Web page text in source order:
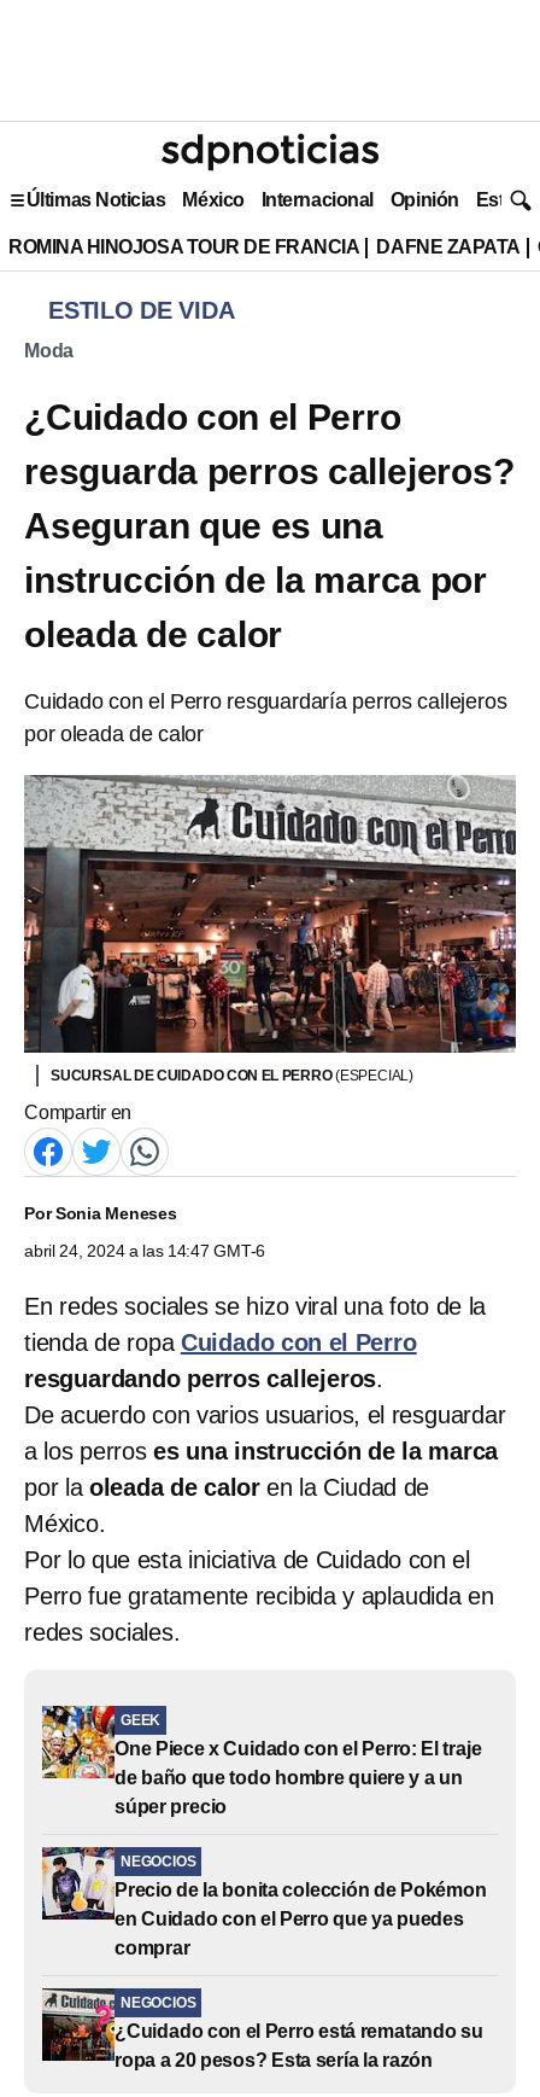
Últimas Noticias México Internacional Opinión Estilo
ROMINA HINOJOSA TOUR DE FRANCIA DAFNE ZAPATA
ESTILO DE VIDA
Moda
¿Cuidado con el Perro
resguarda perros callejeros?
Aseguran que es una
instrucción de la marca por
oleada de calor
Cuidado con el Perro resguardaría perros callejeros
por oleada de calor
SUCURSAL DE CUIDADO CON EL PERRO(ESPECIAL)
Compartir en
PorSonia Meneses
abril 24, 2024 a las 14:47 GMT-6
En redes sociales se hizo viral una foto de la
tienda de ropa Cuidado con el Perro
resguardando perros callejeros.
De acuerdo con varios usuarios, el resguardar
a los perroses una instrucción de la marca
por la oleada de caloren la Ciudad de
México.
Por lo que esta iniciativa de Cuidado con el
Perro fue gratamente recibida y aplaudida en
redes sociales.
GEEK
One Piece x Cuidado con el Perro: El traje
de baño que todo hombre quiere y a un
súper precio
NEGOCIOS
Precio de la bonita colección de Pokémon
en Cuidado con el Perro que ya puedes
comprar
NEGOCIOS
¿Cuidado con el Perro está rematando su
ropa a 20 pesos? Esta sería la razón